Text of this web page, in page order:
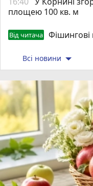
площею 100 кв. м
Від читача
Всі новини